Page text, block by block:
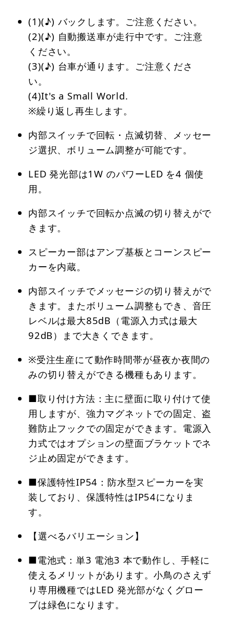
(1)(♪) バックします。ご注意ください。
(2)(♪) 自動搬送車が走行中です。ご注意
ください。
(3)(♪) 台車が通ります。ご注意くださ
い。
(4)It's a Small World.
※繰り返し再生します。
内部スイッチで回転・点滅切替、メッセー
ジ選択、ボリューム調整が可能です。
LED 発光部は1W のパワーLED を4 個使
用。
内部スイッチで回転か点滅の切り替えがで
きます。
スピーカー部はアンプ基板とコーンスピー
カーを内蔵。
内部スイッチでメッセージの切り替えがで
きます。またボリューム調整もでき、音圧
レベルは最大85dB（電源入力式は最大
92dB）まで大きくできます。
※受注生産にて動作時間帯が昼夜か夜間の
みの切り替えができる機種もあります。
■取り付け方法：主に壁面に取り付けて使
用しますが、強力マグネットでの固定、盗
難防止フックでの固定ができます。電源入
力式ではオプションの壁面ブラケットでネ
ジ止め固定ができます。
■保護特性IP54：防水型スピーカーを実
装しており、保護特性はIP54になりま
す。
【選べるバリエーション】
■電池式：単3 電池3 本で動作し、手軽に
使えるメリットがあります。小鳥のさえず
り専用機種ではLED 発光部がなくグロー
ブは緑色になります。